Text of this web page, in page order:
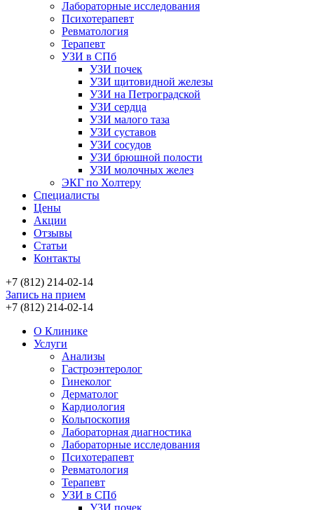
Лабораторные исследования
Психотерапевт
Ревматология
Терапевт
УЗИ в СПб
УЗИ почек
УЗИ щитовидной железы
УЗИ на Петроградской
УЗИ сердца
УЗИ малого таза
УЗИ суставов
УЗИ сосудов
УЗИ брюшной полости
УЗИ молочных желез
ЭКГ по Холтеру
Специалисты
Цены
Акции
Отзывы
Статьи
Контакты
+7 (812) 214-02-14
Запись на прием
+7 (812) 214-02-14
О Клинике
Услуги
Анализы
Гастроэнтеролог
Гинеколог
Дерматолог
Кардиология
Кольпоскопия
Лабораторная диагностика
Лабораторные исследования
Психотерапевт
Ревматология
Терапевт
УЗИ в СПб
УЗИ почек